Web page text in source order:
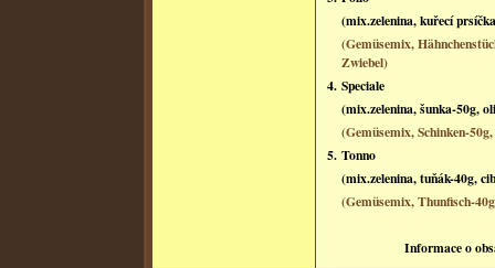
(mix.zelenina, kuřecí
(Gemüsemix,
Zwiebel)
4. Speciale
(mix.zelenina, šunka-50g,
(Gemüsemix, Schinken-
5. Tonno
(mix.zelenina, tuňák-40g,
(Gemüsemix, Thunfisch-
Informace o